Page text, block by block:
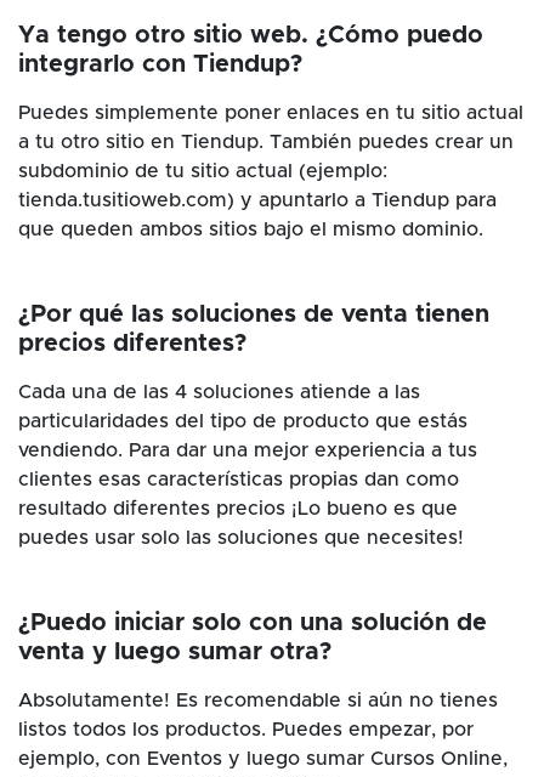
Ya tengo otro sitio web. ¿Cómo puedo
integrarlo con Tiendup?
Puedes simplemente poner enlaces en tu sitio actual
a tu otro sitio en Tiendup. También puedes crear un
subdominio de tu sitio actual (ejemplo:
tienda.tusitioweb.com) y apuntarlo a Tiendup para
que queden ambos sitios bajo el mismo dominio.
¿Por qué las soluciones de venta tienen
precios diferentes?
Cada una de las 4 soluciones atiende a las
particularidades del tipo de producto que estás
vendiendo. Para dar una mejor experiencia a tus
clientes esas características propias dan como
resultado diferentes precios ¡Lo bueno es que
puedes usar solo las soluciones que necesites!
¿Puedo iniciar solo con una solución de
venta y luego sumar otra?
Absolutamente! Es recomendable si aún no tienes
listos todos los productos. Puedes empezar, por
ejemplo, con Eventos y luego sumar Cursos Online,